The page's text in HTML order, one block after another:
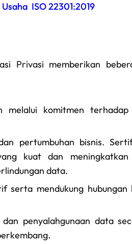
ISO 22301:2019
Privasi memberikan
melalui komitmen terhadap
pertumbuhan bisnis.
kuat dan meningkatkan
data.
serta mendukung hubungan
penyalahgunaan data